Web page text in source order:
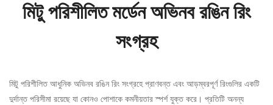
মিটু পরিশীলিত মর্ডেন অভিনব রঙিন রিং
সংগ্রহ
মিটু পরিশীলিত আধুনিক অভিনব রঙিন রিং সংগ্রহে প্রাণবন্ত এবং আড়ম্বরপূর্ণ রিংগুলির একটি
দুর্দান্ত পরিসীমা রয়েছে যা কোনও পোশাকে কমনীয়তার স্পর্শ যুক্ত করে। প্রতিটি অনন্য